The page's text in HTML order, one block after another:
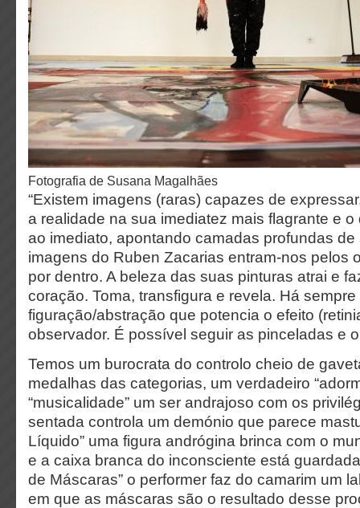
fotografia de Susana Magalhães
“Existem imagens (raras) capazes de
a realidade na sua imediatez mais flagrante e
ao imediato, apontando camadas profundas de
imagens do Ruben Zacarias entram-nos pelos
por dentro. A beleza das suas pinturas atrai e
coração. Toma, transfigura e revela. Há
figuração/abstração que potencia o efeito
observador. É possível seguir as pinceladas e
Temos um burocrata do controlo cheio de
medalhas das categorias, um verdadeiro
“musicalidade” um ser andrajoso com os
sentada controla um demónio que parece
Líquido” uma figura andrógina brinca com o
e a caixa branca do inconsciente está
de Máscaras” o performer faz do camarim um
em que as máscaras são o resultado desse